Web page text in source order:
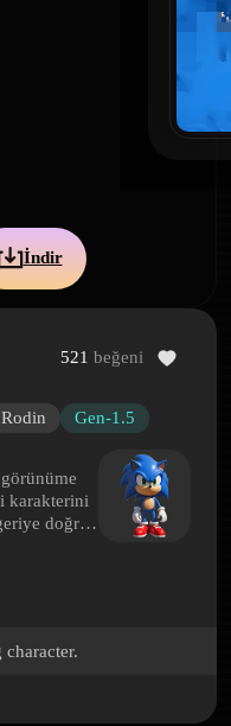
İndir
521 beğeni
Rodin Gen-1.5
karakterini
doğru
film
öne
bir